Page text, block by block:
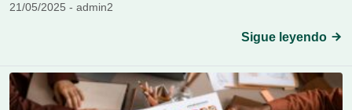
21/05/2025 - admin2
Sigue leyendo